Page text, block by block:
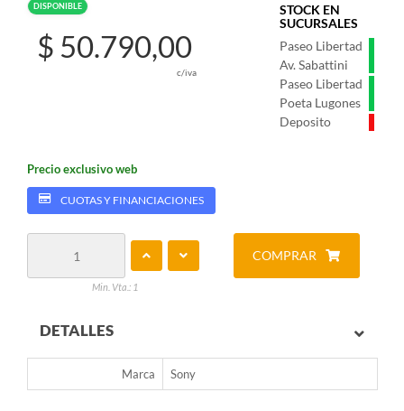
DISPONIBLE
STOCK EN
SUCURSALES
Paseo Libertad
Av. Sabattini
Paseo Libertad
Poeta Lugones
Deposito
$ 50.790,00
c/iva
Precio exclusivo web
CUOTAS Y FINANCIACIONES
Min. Vta.: 1
COMPRAR
DETALLES
Marca Sony